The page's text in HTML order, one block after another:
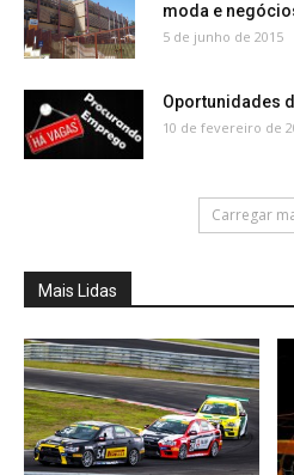
moda e
5 de junho de 2015
Oportunidades
10 de fevereiro de
Carregar
Mais Lidas